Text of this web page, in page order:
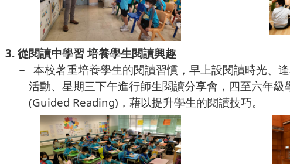
3. 從閱讀中學習 培養學生閱讀興趣
－ 本校著重培養學生的閱讀習慣， 早上設閱讀時光、
活動、 星期三下午進行師生閱讀分享會， 四至六年級
(Guided Reading)， 藉以提升學生的閱讀技巧。